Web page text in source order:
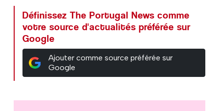
Définissez The Portugal News comme
votre source d'actualités préférée sur
Google
Ajouter comme source préférée sur
Google